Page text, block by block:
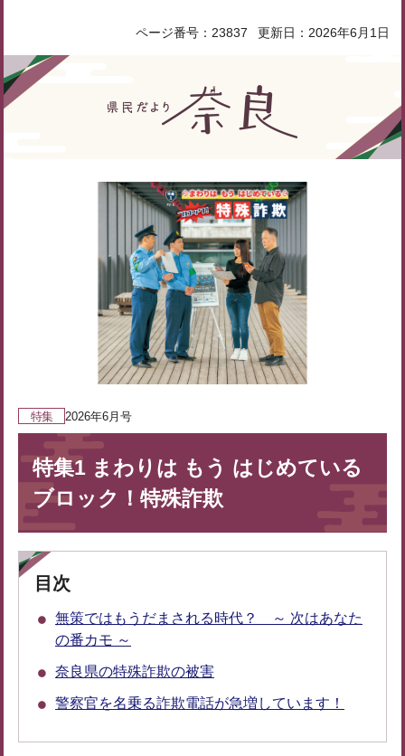
ページ番号：23837 更新日：2026年6月1日
特集 2026年6月号
特集1 まわりは もう はじめている
ブロック！特殊詐欺
目次
無策ではもうだまされる時代？ ～ 次はあなた
の番カモ ～
奈良県の特殊詐欺の被害
警察官を名乗る詐欺電話が急増しています！